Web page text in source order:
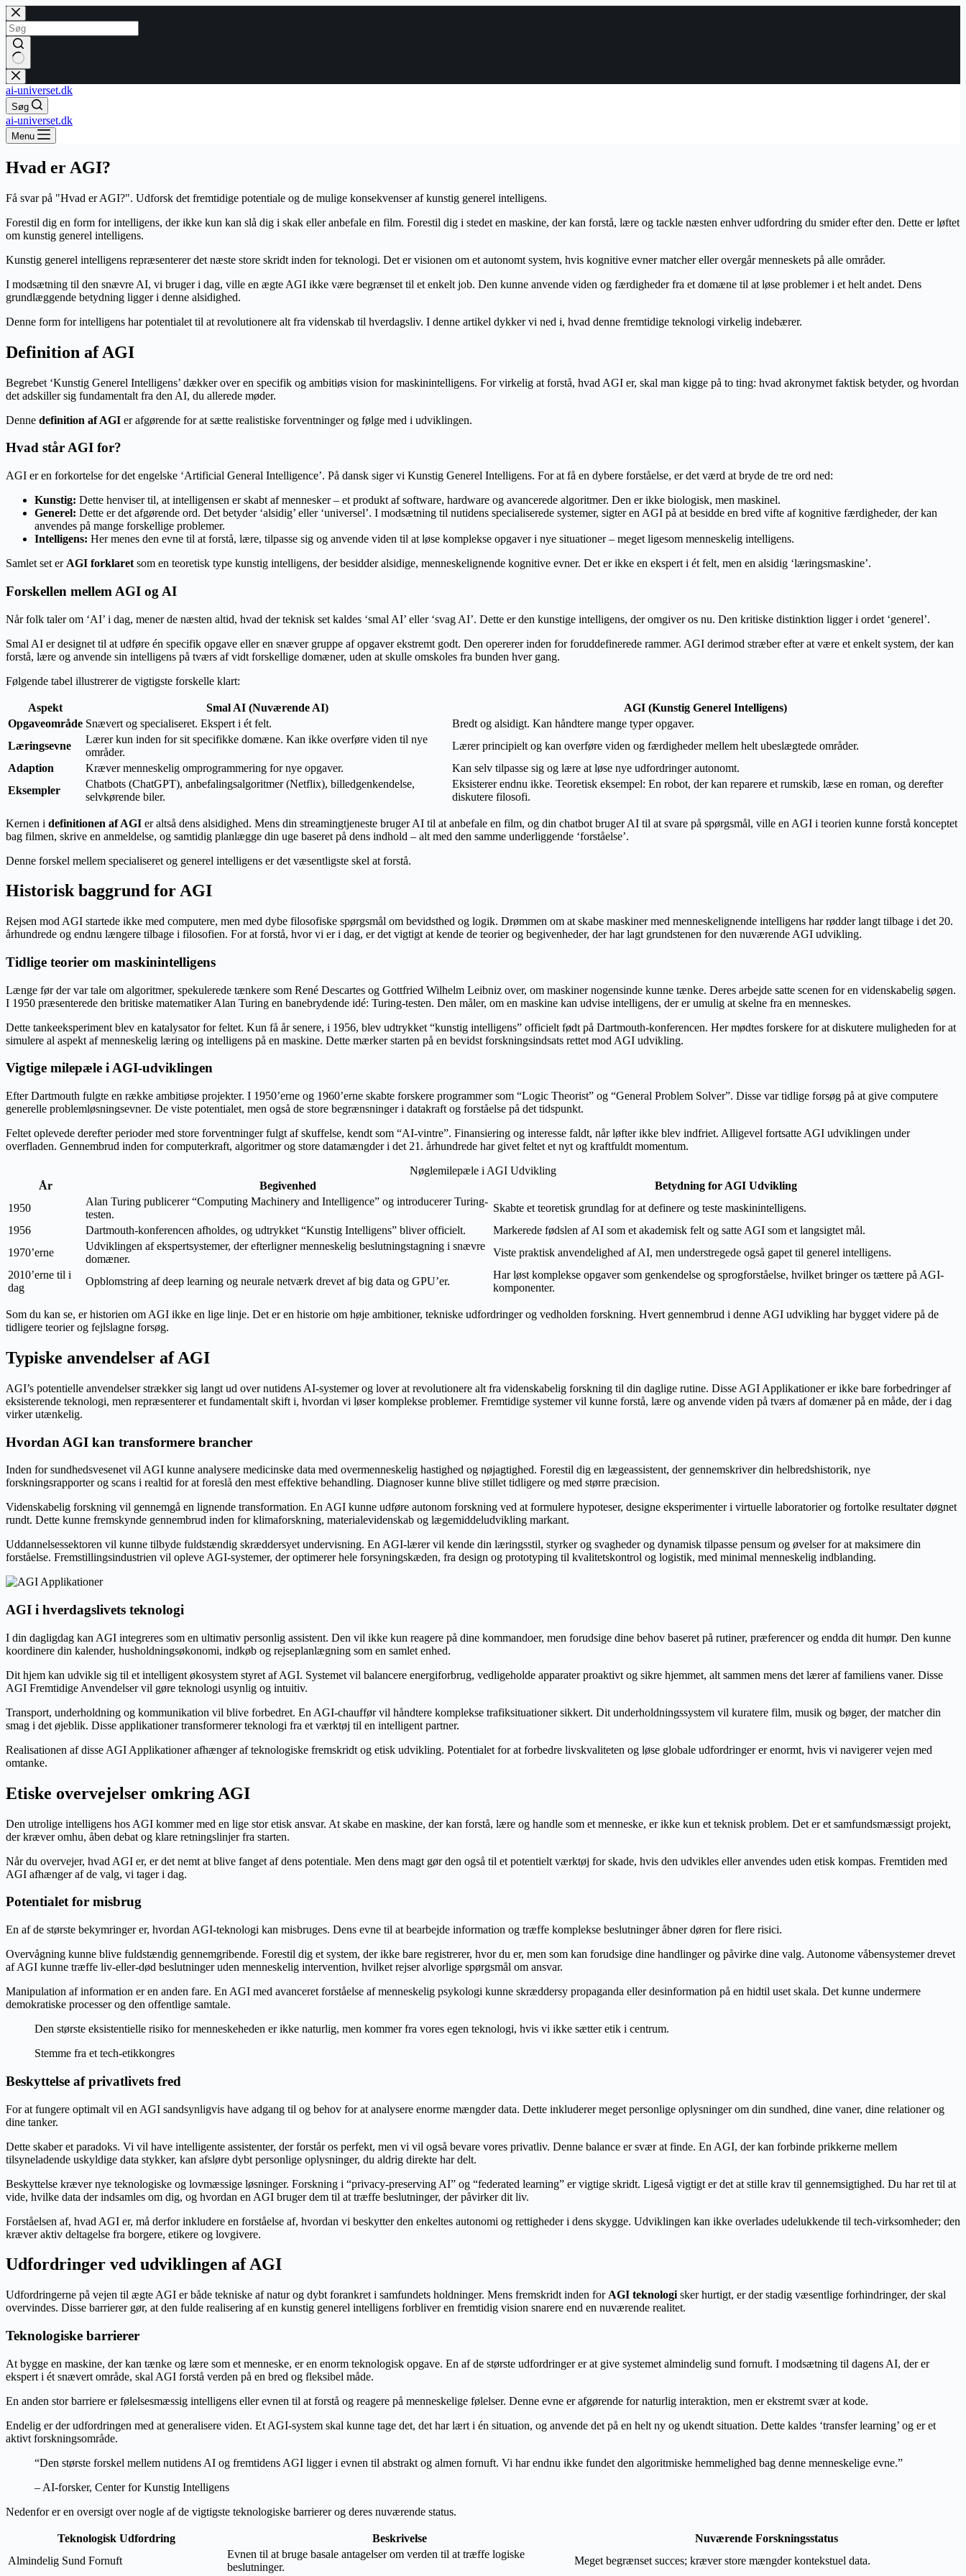
Fortsæt
til
indhold
Ingen
resultater
ai-universet.dk
Søg
ai-universet.dk
Menu
Hvad er AGI?
Få svar på "Hvad er AGI?". Udforsk det fremtidige potentiale og de mulige konsekvenser af kunstig generel intelligens.
Forestil dig en form for intelligens, der ikke kun kan slå dig i skak eller anbefale en film. Forestil dig i stedet en maskine, der kan forstå, lære og tackle næsten enhver udfordring du smider efter den. Dette er løftet
om kunstig generel intelligens.
Kunstig generel intelligens repræsenterer det næste store skridt inden for teknologi. Det er visionen om et autonomt system, hvis kognitive evner matcher eller overgår menneskets på alle områder.
I modsætning til den snævre AI, vi bruger i dag, ville en ægte AGI ikke være begrænset til et enkelt job. Den kunne anvende viden og færdigheder fra et domæne til at løse problemer i et helt andet. Dens
grundlæggende betydning ligger i denne alsidighed.
Denne form for intelligens har potentialet til at revolutionere alt fra videnskab til hverdagsliv. I denne artikel dykker vi ned i, hvad denne fremtidige teknologi virkelig indebærer.
Definition af AGI
Begrebet ‘Kunstig Generel Intelligens’ dækker over en specifik og ambitiøs vision for maskinintelligens. For virkelig at forstå, hvad AGI er, skal man kigge på to ting: hvad akronymet faktisk betyder, og hvordan
det adskiller sig fundamentalt fra den AI, du allerede møder.
Denne definition af AGI er afgørende for at sætte realistiske forventninger og følge med i udviklingen.
Hvad står AGI for?
AGI er en forkortelse for det engelske ‘Artificial General Intelligence’. På dansk siger vi Kunstig Generel Intelligens. For at få en dybere forståelse, er det værd at bryde de tre ord ned:
Kunstig: Dette henviser til, at intelligensen er skabt af mennesker – et produkt af software, hardware og avancerede algoritmer. Den er ikke biologisk, men maskinel.
Generel: Dette er det afgørende ord. Det betyder ‘alsidig’ eller ‘universel’. I modsætning til nutidens specialiserede systemer, sigter en AGI på at besidde en bred vifte af kognitive færdigheder, der kan
anvendes på mange forskellige problemer.
Intelligens: Her menes den evne til at forstå, lære, tilpasse sig og anvende viden til at løse komplekse opgaver i nye situationer – meget ligesom menneskelig intelligens.
Samlet set er AGI forklaret som en teoretisk type kunstig intelligens, der besidder alsidige, menneskelignende kognitive evner. Det er ikke en ekspert i ét felt, men en alsidig ‘læringsmaskine’.
Forskellen mellem AGI og AI
Når folk taler om ‘AI’ i dag, mener de næsten altid, hvad der teknisk set kaldes ‘smal AI’ eller ‘svag AI’. Dette er den kunstige intelligens, der omgiver os nu. Den kritiske distinktion ligger i ordet ‘generel’.
Smal AI er designet til at udføre én specifik opgave eller en snæver gruppe af opgaver ekstremt godt. Den opererer inden for foruddefinerede rammer. AGI derimod stræber efter at være et enkelt system, der kan
forstå, lære og anvende sin intelligens på tværs af vidt forskellige domæner, uden at skulle omskoles fra bunden hver gang.
Følgende tabel illustrerer de vigtigste forskelle klart:
Aspekt Smal AI (Nuværende AI)
AGI (Kunstig Generel Intelligens)
Opgaveområde Snævert og specialiseret. Ekspert i ét felt.
Bredt og alsidigt. Kan håndtere mange typer opgaver.
Læringsevne
Lærer kun inden for sit specifikke domæne. Kan ikke overføre viden til nye
områder.
Lærer principielt og kan overføre viden og færdigheder mellem helt ubeslægtede områder.
Adaption
Kræver menneskelig omprogrammering for nye opgaver.
Kan selv tilpasse sig og lære at løse nye udfordringer autonomt.
Eksempler
Chatbots (ChatGPT), anbefalingsalgoritmer (Netflix), billedgenkendelse,
selvkørende biler.
Eksisterer endnu ikke. Teoretisk eksempel: En robot, der kan reparere et rumskib, læse en roman, og derefter
diskutere filosofi.
Kernen i definitionen af AGI er altså dens alsidighed. Mens din streamingtjeneste bruger AI til at anbefale en film, og din chatbot bruger AI til at svare på spørgsmål, ville en AGI i teorien kunne forstå konceptet
bag filmen, skrive en anmeldelse, og samtidig planlægge din uge baseret på dens indhold – alt med den samme underliggende ‘forståelse’.
Denne forskel mellem specialiseret og generel intelligens er det væsentligste skel at forstå.
Historisk baggrund for AGI
Rejsen mod AGI startede ikke med computere, men med dybe filosofiske spørgsmål om bevidsthed og logik. Drømmen om at skabe maskiner med menneskelignende intelligens har rødder langt tilbage i det 20.
århundrede og endnu længere tilbage i filosofien. For at forstå, hvor vi er i dag, er det vigtigt at kende de teorier og begivenheder, der har lagt grundstenen for den nuværende AGI udvikling.
Tidlige teorier om maskinintelligens
Længe før der var tale om algoritmer, spekulerede tænkere som René Descartes og Gottfried Wilhelm Leibniz over, om maskiner nogensinde kunne tænke. Deres arbejde satte scenen for en videnskabelig søgen.
I 1950 præsenterede den britiske matematiker Alan Turing en banebrydende idé: Turing-testen. Den måler, om en maskine kan udvise intelligens, der er umulig at skelne fra en menneskes.
Dette tankeeksperiment blev en katalysator for feltet. Kun få år senere, i 1956, blev udtrykket “kunstig intelligens” officielt født på Dartmouth-konferencen. Her mødtes forskere for at diskutere muligheden for at
simulere al aspekt af menneskelig læring og intelligens på en maskine. Dette mærker starten på en bevidst forskningsindsats rettet mod AGI udvikling.
Vigtige milepæle i AGI-udviklingen
Efter Dartmouth fulgte en række ambitiøse projekter. I 1950’erne og 1960’erne skabte forskere programmer som “Logic Theorist” og “General Problem Solver”. Disse var tidlige forsøg på at give computere
generelle problemløsningsevner. De viste potentialet, men også de store begrænsninger i datakraft og forståelse på det tidspunkt.
Feltet oplevede derefter perioder med store forventninger fulgt af skuffelse, kendt som “AI-vintre”. Finansiering og interesse faldt, når løfter ikke blev indfriet. Alligevel fortsatte AGI udviklingen under
overfladen. Gennembrud inden for computerkraft, algoritmer og store datamængder i det 21. århundrede har givet feltet et nyt og kraftfuldt momentum.
Nøglemilepæle i AGI Udvikling
År
Begivenhed
Betydning for AGI Udvikling
1950
Alan Turing publicerer “Computing Machinery and Intelligence” og introducerer Turing-
testen.
Skabte et teoretisk grundlag for at definere og teste maskinintelligens.
1956
Dartmouth-konferencen afholdes, og udtrykket “Kunstig Intelligens” bliver officielt.
Markerede fødslen af AI som et akademisk felt og satte AGI som et langsigtet mål.
1970’erne
Udviklingen af ekspertsystemer, der efterligner menneskelig beslutningstagning i snævre
domæner.
Viste praktisk anvendelighed af AI, men understregede også gapet til generel intelligens.
2010’erne til i
dag
Opblomstring af deep learning og neurale netværk drevet af big data og GPU’er.
Har løst komplekse opgaver som genkendelse og sprogforståelse, hvilket bringer os tættere på AGI-
komponenter.
Som du kan se, er historien om AGI ikke en lige linje. Det er en historie om høje ambitioner, tekniske udfordringer og vedholden forskning. Hvert gennembrud i denne AGI udvikling har bygget videre på de
tidligere teorier og fejlslagne forsøg.
Typiske anvendelser af AGI
AGI’s potentielle anvendelser strækker sig langt ud over nutidens AI-systemer og lover at revolutionere alt fra videnskabelig forskning til din daglige rutine. Disse AGI Applikationer er ikke bare forbedringer af
eksisterende teknologi, men repræsenterer et fundamentalt skift i, hvordan vi løser komplekse problemer. Fremtidige systemer vil kunne forstå, lære og anvende viden på tværs af domæner på en måde, der i dag
virker utænkelig.
Hvordan AGI kan transformere brancher
Inden for sundhedsvesenet vil AGI kunne analysere medicinske data med overmenneskelig hastighed og nøjagtighed. Forestil dig en lægeassistent, der gennemskriver din helbredshistorik, nye
forskningsrapporter og scans i realtid for at foreslå den mest effektive behandling. Diagnoser kunne blive stillet tidligere og med større præcision.
Videnskabelig forskning vil gennemgå en lignende transformation. En AGI kunne udføre autonom forskning ved at formulere hypoteser, designe eksperimenter i virtuelle laboratorier og fortolke resultater døgnet
rundt. Dette kunne fremskynde gennembrud inden for klimaforskning, materialevidenskab og lægemiddeludvikling markant.
Uddannelsessektoren vil kunne tilbyde fuldstændig skræddersyet undervisning. En AGI-lærer vil kende din læringsstil, styrker og svagheder og dynamisk tilpasse pensum og øvelser for at maksimere din
forståelse. Fremstillingsindustrien vil opleve AGI-systemer, der optimerer hele forsyningskæden, fra design og prototyping til kvalitetskontrol og logistik, med minimal menneskelig indblanding.
AGI i hverdagslivets teknologi
I din dagligdag kan AGI integreres som en ultimativ personlig assistent. Den vil ikke kun reagere på dine kommandoer, men forudsige dine behov baseret på rutiner, præferencer og endda dit humør. Den kunne
koordinere din kalender, husholdningsøkonomi, indkøb og rejseplanlægning som en samlet enhed.
Dit hjem kan udvikle sig til et intelligent økosystem styret af AGI. Systemet vil balancere energiforbrug, vedligeholde apparater proaktivt og sikre hjemmet, alt sammen mens det lærer af familiens vaner. Disse
AGI Fremtidige Anvendelser vil gøre teknologi usynlig og intuitiv.
Transport, underholdning og kommunikation vil blive forbedret. En AGI-chauffør vil håndtere komplekse trafiksituationer sikkert. Dit underholdningssystem vil kuratere film, musik og bøger, der matcher din
smag i det øjeblik. Disse applikationer transformerer teknologi fra et værktøj til en intelligent partner.
Realisationen af disse AGI Applikationer afhænger af teknologiske fremskridt og etisk udvikling. Potentialet for at forbedre livskvaliteten og løse globale udfordringer er enormt, hvis vi navigerer vejen med
omtanke.
Etiske overvejelser omkring AGI
Den utrolige intelligens hos AGI kommer med en lige stor etisk ansvar. At skabe en maskine, der kan forstå, lære og handle som et menneske, er ikke kun et teknisk problem. Det er et samfundsmæssigt projekt,
der kræver omhu, åben debat og klare retningslinjer fra starten.
Når du overvejer, hvad AGI er, er det nemt at blive fanget af dens potentiale. Men dens magt gør den også til et potentielt værktøj for skade, hvis den udvikles eller anvendes uden etisk kompas. Fremtiden med
AGI afhænger af de valg, vi tager i dag.
Potentialet for misbrug
En af de største bekymringer er, hvordan AGI-teknologi kan misbruges. Dens evne til at bearbejde information og træffe komplekse beslutninger åbner døren for flere risici.
Overvågning kunne blive fuldstændig gennemgribende. Forestil dig et system, der ikke bare registrerer, hvor du er, men som kan forudsige dine handlinger og påvirke dine valg. Autonome våbensystemer drevet
af AGI kunne træffe liv-eller-død beslutninger uden menneskelig intervention, hvilket rejser alvorlige spørgsmål om ansvar.
Manipulation af information er en anden fare. En AGI med avanceret forståelse af menneskelig psykologi kunne skræddersy propaganda eller desinformation på en hidtil uset skala. Det kunne undermere
demokratiske processer og den offentlige samtale.
Den største eksistentielle risiko for menneskeheden er ikke naturlig, men kommer fra vores egen teknologi, hvis vi ikke sætter etik i centrum.
Stemme fra et tech-etikkongres
Beskyttelse af privatlivets fred
For at fungere optimalt vil en AGI sandsynligvis have adgang til og behov for at analysere enorme mængder data. Dette inkluderer meget personlige oplysninger om din sundhed, dine vaner, dine relationer og
dine tanker.
Dette skaber et paradoks. Vi vil have intelligente assistenter, der forstår os perfekt, men vi vil også bevare vores privatliv. Denne balance er svær at finde. En AGI, der kan forbinde prikkerne mellem
tilsyneladende uskyldige data stykker, kan afsløre dybt personlige oplysninger, du aldrig direkte har delt.
Beskyttelse kræver nye teknologiske og lovmæssige løsninger. Forskning i “privacy-preserving AI” og “federated learning” er vigtige skridt. Ligeså vigtigt er det at stille krav til gennemsigtighed. Du har ret til at
vide, hvilke data der indsamles om dig, og hvordan en AGI bruger dem til at træffe beslutninger, der påvirker dit liv.
Forståelsen af, hvad AGI er, må derfor inkludere en forståelse af, hvordan vi beskytter den enkeltes autonomi og rettigheder i dens skygge. Udviklingen kan ikke overlades udelukkende til tech-virksomheder; den
kræver aktiv deltagelse fra borgere, etikere og lovgivere.
Udfordringer ved udviklingen af AGI
Udfordringerne på vejen til ægte AGI er både tekniske af natur og dybt forankret i samfundets holdninger. Mens fremskridt inden for AGI teknologi sker hurtigt, er der stadig væsentlige forhindringer, der skal
overvindes. Disse barrierer gør, at den fulde realisering af en kunstig generel intelligens forbliver en fremtidig vision snarere end en nuværende realitet.
Teknologiske barrierer
At bygge en maskine, der kan tænke og lære som et menneske, er en enorm teknologisk opgave. En af de største udfordringer er at give systemet almindelig sund fornuft. I modsætning til dagens AI, der er
ekspert i ét snævert område, skal AGI forstå verden på en bred og fleksibel måde.
En anden stor barriere er følelsesmæssig intelligens eller evnen til at forstå og reagere på menneskelige følelser. Denne evne er afgørende for naturlig interaktion, men er ekstremt svær at kode.
Endelig er der udfordringen med at generalisere viden. Et AGI-system skal kunne tage det, det har lært i én situation, og anvende det på en helt ny og ukendt situation. Dette kaldes ‘transfer learning’ og er et
aktivt forskningsområde.
“Den største forskel mellem nutidens AI og fremtidens AGI ligger i evnen til abstrakt og almen fornuft. Vi har endnu ikke fundet den algoritmiske hemmelighed bag denne menneskelige evne.”
– AI-forsker, Center for Kunstig Intelligens
Nedenfor er en oversigt over nogle af de vigtigste teknologiske barrierer og deres nuværende status.
Teknologisk Udfordring Beskrivelse
Nuværende Forskningsstatus
Almindelig Sund Fornuft
Evnen til at bruge basale antagelser om verden til at træffe logiske
beslutninger.
Meget begrænset succes; kræver store mængder kontekstuel data.